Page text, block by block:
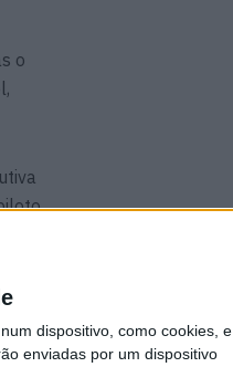
dispositivo, como cookies, e
enviadas por um dispositivo
o